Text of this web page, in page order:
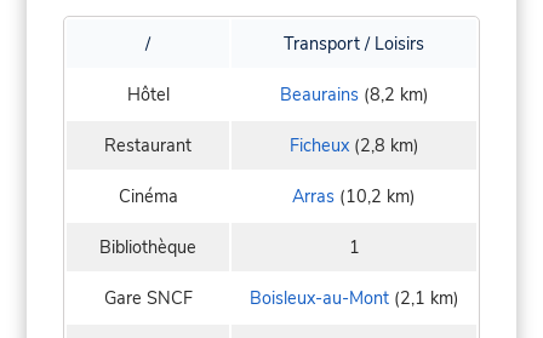
/ Transport / Loisirs
Hôtel Beaurains(8,2 km)
Restaurant Ficheux(2,8 km)
Cinéma Arras (10,2 km)
Bibliothèque 1
Gare SNCF Boisleux-au-Mont(2,1 km)